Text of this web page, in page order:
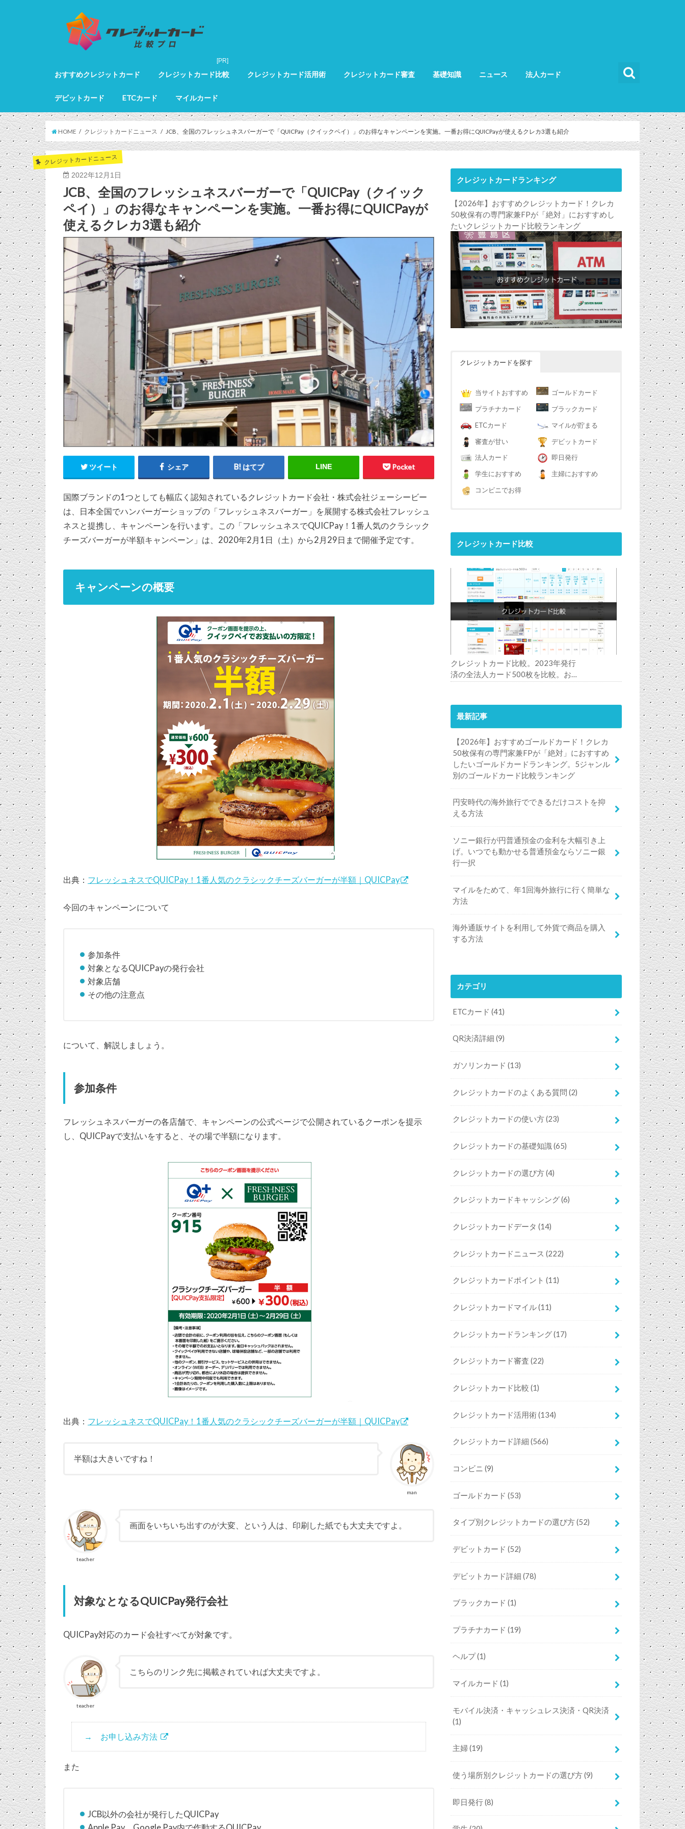
おすすめクレジットカード
クレジットカード全カードランキング
クレジットカードランキング
ゴールドカードランキング
プラチナカードランキング
ブラックカードランキング
クレジットカード比較
クレジットカード詳細
クレジットカード活用術 クレジットカード審査 基礎知識 ニュース 法人カード
デビットカード
デビットカード比較
デビットカードランキング
ETCカード マイルカード
マイルカードランキング
HOME クレジットカードニュース JCB、全国のフレッシュネスバーガーで「QUICPay（クイックペイ）」のお得なキャンペーンを実施。一番お得にQUICPayが使えるクレカ3選も紹介
クレジットカードニュース
2022年12月1日
JCB、全国のフレッシュネスバーガーで「QUICPay（クイック
ペイ）」のお得なキャンペーンを実施。一番お得にQUICPayが
使えるクレカ3選も紹介
ツイート シェア はてブ LINE Pocket
国際ブランドの1つとしても幅広く認知されているクレジットカード会社・株式会社ジェーシービー
は、日本全国でハンバーガーショップの「フレッシュネスバーガー」を展開する株式会社フレッシュ
ネスと提携し、キャンペーンを行います。この「フレッシュネスでQUICPay！1番人気のクラシック
チーズバーガーが半額キャンペーン」は、2020年2月1日（土）から2月29日まで開催予定です。
キャンペーンの概要
出典： フレッシュネスでQUICPay！1番人気のクラシックチーズバーガーが半額｜QUICPay
今回のキャンペーンについて
参加条件
対象となるQUICPayの発行会社
対象店舗
その他の注意点
について、解説しましょう。
参加条件
フレッシュネスバーガーの各店舗で、キャンペーンの公式ページで公開されているクーポンを提示
し、QUICPayで支払いをすると、その場で半額になります。
出典： フレッシュネスでQUICPay！1番人気のクラシックチーズバーガーが半額｜QUICPay
man
半額は大きいですね！
teacher
画面をいちいち出すのが大変、という人は、印刷した紙でも大丈夫ですよ。
対象なとなるQUICPay発行会社
QUICPay対応のカード会社すべてが対象です。
teacher
こちらのリンク先に掲載されていれば大丈夫ですよ。
お申し込み方法
また
JCB以外の会社が発行したQUICPay
クレジットカードランキング
【2026年】おすすめクレジットカード！クレカ
50枚保有の専門家兼FPが「絶対」におすすめし
たいクレジットカード比較ランキング
クレジットカードを探す
当サイトおすすめ
ゴールドカード
プラチナカード
ブラックカード
ETCカード
マイルが貯まる
審査が甘い
デビットカード
法人カード
即日発行
学生におすすめ
主婦におすすめ
コンビニでお得
クレジットカード比較
クレジットカード比較。2023年発行
済の全法人カード500枚を比較。お
最新記事
【2026年】おすすめゴールドカード！クレカ
50枚保有の専門家兼FPが「絶対」におすすめ
したいゴールドカードランキング。5ジャンル
別のゴールドカード比較ランキング
円安時代の海外旅行でできるだけコストを抑
える方法
ソニー銀行が円普通預金の金利を大幅引き上
げ。いつでも動かせる普通預金ならソニー銀
行一択
マイルをためて、年1回海外旅行に行く簡単な
方法
海外通販サイトを利用して外貨で商品を購入
する方法
カテゴリ
ETCカード(41)
QR決済詳細(9)
ガソリンカード(13)
クレジットカードのよくある質問(2)
クレジットカードの使い方(23)
クレジットカードの基礎知識(65)
クレジットカードの選び方(4)
クレジットカードキャッシング(6)
クレジットカードデータ(14)
クレジットカードニュース(222)
クレジットカードポイント(11)
クレジットカードマイル(11)
クレジットカードランキング(17)
クレジットカード審査(22)
クレジットカード比較(1)
クレジットカード活用術(134)
クレジットカード詳細(566)
コンビニ(9)
ゴールドカード(53)
タイプ別クレジットカードの選び方(52)
デビットカード(52)
デビットカード詳細(78)
ブラックカード(1)
プラチナカード(19)
ヘルプ(1)
マイルカード(1)
モバイル決済・キャッシュレス決済・QR決済
(1)
主婦(19)
使う場所別クレジットカードの選び方(9)
即日発行(8)